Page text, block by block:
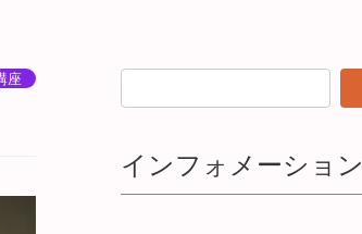
座
インフォメーション